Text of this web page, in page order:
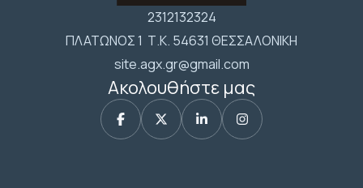
2312132324
ΠΛΑΤΩΝΟΣ 1 Τ.Κ. 54631 ΘΕΣΣΑΛΟΝΙΚΗ
site.agx.gr@gmail.com
Ακολουθήστε μας